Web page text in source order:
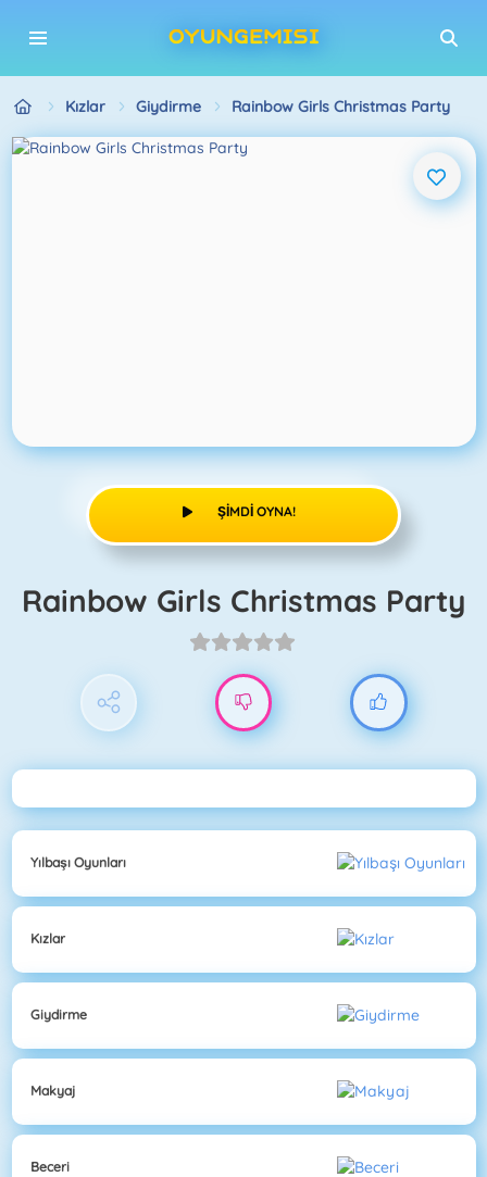
Kızlar Giydirme Rainbow Girls Christmas Party
ŞIMDI OYNA!
Rainbow Girls Christmas Party
Yılbaşı Oyunları
Kızlar
Giydirme
Makyaj
Beceri